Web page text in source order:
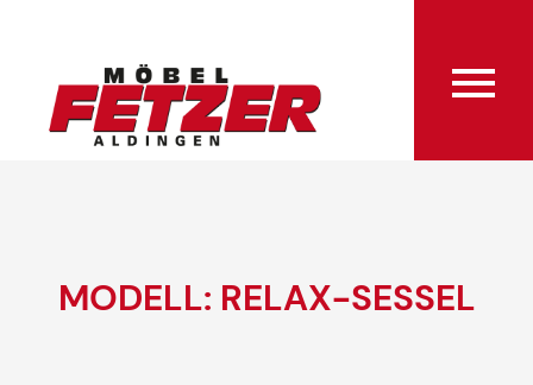
MODELL: RELAX-SESSEL